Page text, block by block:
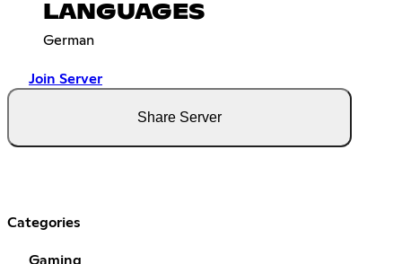
LANGUAGES
German
Join Server
Share Server
Categories
Gaming